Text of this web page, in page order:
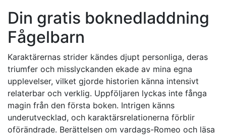
Din gratis boknedladdning
Fågelbarn
Karaktärernas strider kändes djupt personliga, deras
triumfer och misslyckanden ekade av mina egna
upplevelser, vilket gjorde historien känna intensivt
relaterbar och verklig. Uppföljaren lyckas inte fånga
magin från den första boken. Intrigen känns
underutvecklad, och karaktärsrelationerna förblir
oförändrade. Berättelsen om vardags-Romeo och läsa